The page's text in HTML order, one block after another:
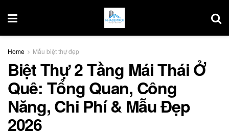
Home Mẫu biệt thự đẹp
Biệt Thự 2 Tầng Mái Thái Ở
Quê: Tổng Quan, Công
Năng, Chi Phí & Mẫu Đẹp
2026